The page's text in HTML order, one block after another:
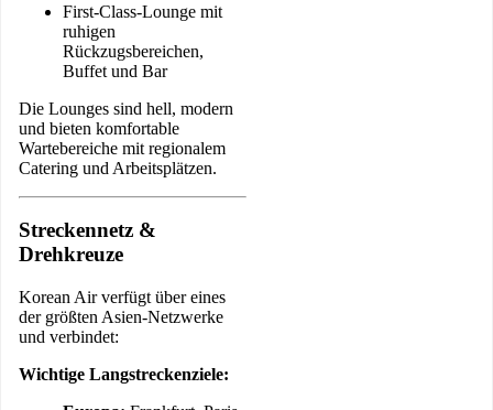
First-Class-Lounge mit
ruhigen
Rückzugsbereichen,
Buffet und Bar
Die Lounges sind hell, modern
und bieten komfortable
Wartebereiche mit regionalem
Catering und Arbeitsplätzen.
Streckennetz &
Drehkreuze
Korean Air verfügt über eines
der größten Asien-Netzwerke
und verbindet:
Wichtige Langstreckenziele: